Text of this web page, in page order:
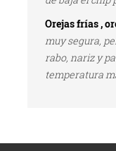
Orejas frías ,
muy segura,
rabo, nariz y
temperatura